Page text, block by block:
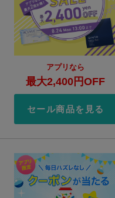
アプリなら
最大2,400円OFF
セール商品を見る